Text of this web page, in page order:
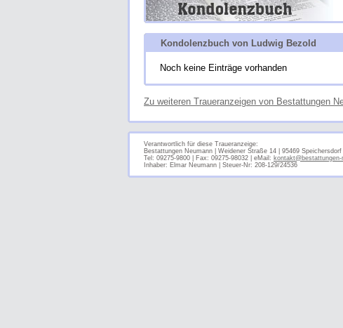
Kondolenzbuch von Ludwig Bezold
Noch keine Einträge vorhanden
Zu weiteren Traueranzeigen von Bestattungen
Verantwortlich für diese Traueranzeige:
Bestattungen Neumann | Weidener Straße 14 | 95469 Speichersdorf
Tel: 09275-9800 | Fax: 09275-98032 | eMail: kontakt@bestattungen-
Inhaber: Elmar Neumann | Steuer-Nr: 208-129/24536